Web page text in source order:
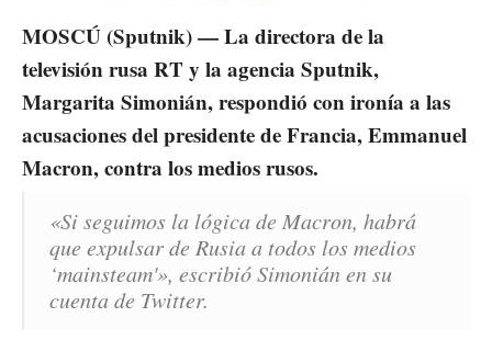
MOSCÚ (Sputnik) — La directora de la
televisión rusa RT y la agencia Sputnik,
Margarita Simonián, respondió con ironía a las
acusaciones del presidente de Francia, Emmanuel
Macron, contra los medios rusos.
«Si seguimos la lógica de Macron, habrá
que expulsar de Rusia a todos los medios
‘mainsteam'», escribió Simonián en su
cuenta de Twitter.